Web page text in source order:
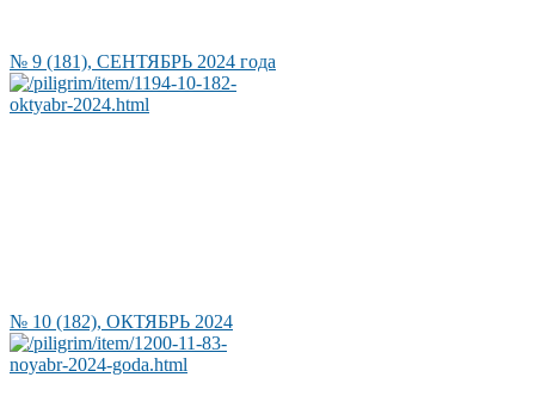
№ 9 (181), СЕНТЯБРЬ 2024 года
№ 10 (182), ОКТЯБРЬ 2024